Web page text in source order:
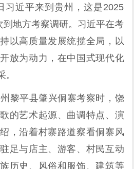
平来到贵州，这是2025
到地方考察调研。习近平在考
以高质量发展统揽全局，以
放为动力，在中国式现代化
平县肇兴侗寨考察时，饶
的艺术起源、曲调特点、演
，沿着村寨路道察看侗寨风
足与店主、游客、村民互动
历史、风俗和服饰、建筑等